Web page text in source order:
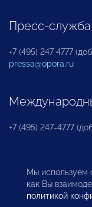
Пресс-служба
+7 (495) 247 4777
pressa@opora.ru
+7 (495) 247-4777
Бюро по
инвесторов
Мы используем
как Вы
политикой